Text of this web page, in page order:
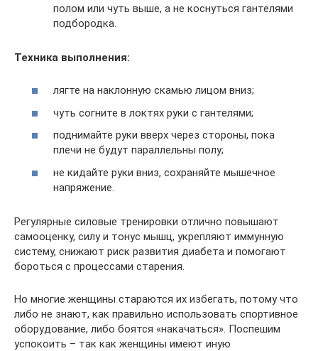
полом или чуть выше, а не коснуться гантелями
подбородка.
Техника выполнения:
лягте на наклонную скамью лицом вниз;
чуть согните в локтях руки с гантелями;
поднимайте руки вверх через стороны, пока
плечи не будут параллельны полу;
не кидайте руки вниз, сохраняйте мышечное
напряжение.
Регулярные силовые тренировки отлично повышают
самооценку, силу и тонус мышц, укрепляют иммунную
систему, снижают риск развития диабета и помогают
бороться с процессами старения.
Но многие женщины стараются их избегать, потому что
либо не знают, как правильно использовать спортивное
оборудование, либо боятся «накачаться». Поспешим
успокоить – так как женщины имеют иную